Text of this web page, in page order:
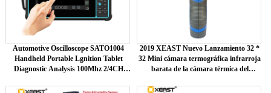
Automotive Oscilloscope SATO1004
Handheld Portable Lgnition Tablet
Diagnostic Analysis 100Mhz 2/4CH
2019 XEAST Nuevo Lanzamiento 32 *
32 Mini cámara termográfica infrarroja
barata de la cámara térmica del